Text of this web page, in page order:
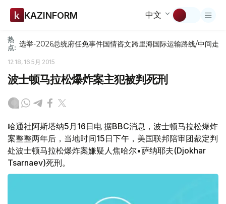
KAZINFORM 中文
热
点: 选举-2026总统府任免事件国情咨文跨里海国际运输路线/中间走廊
12:18, 16 5月 2015
波士顿马拉松爆炸案主犯被判死刑
哈通社阿斯塔纳5月16日电 据BBC消息，波士顿马拉松爆炸
案整整两年后，当地时间15日下午，美国联邦陪审团裁定判
处波士顿马拉松爆炸案嫌疑人焦哈尔•萨纳耶夫(Djokhar
Tsarnaev)死刑。